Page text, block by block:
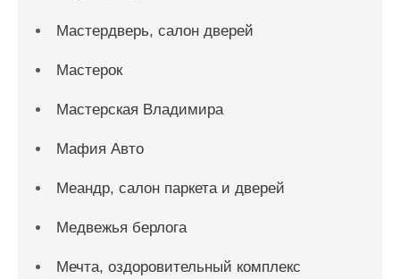
Мастердверь, салон дверей
Мастерок
Мастерская Владимира
Мафия Авто
Меандр, салон паркета и дверей
Медвежья берлога
Мечта, оздоровительный комплекс